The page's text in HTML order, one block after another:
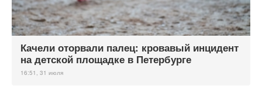
Качели оторвали палец: кровавый инцидент
на детской площадке в Петербурге
16:51, 31 июля